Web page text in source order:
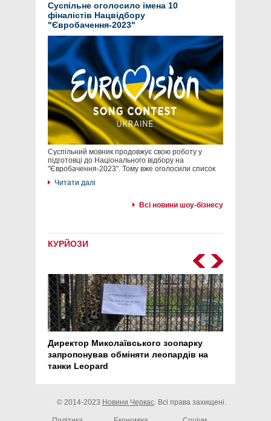
Суспільне оголосило імена 10
фіналістів Нацвідбору
"Євробачення-2023"
Суспільний мовник продовжує свою роботу у
підготовці до Національного відбору на
"Євробачення-2023". Тому вже оголосили список
Читати далі
Всі новини шоу-бізнесу
КУРЙОЗИ
Директор Миколаївського зоопарку
запропонував обміняти леопардів на
танки Leopard
© 2014-2023 Новини Черкас. Всі права захищені.